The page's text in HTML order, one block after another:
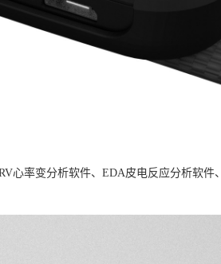
心率变分析软件、EDA皮电反应分析软件